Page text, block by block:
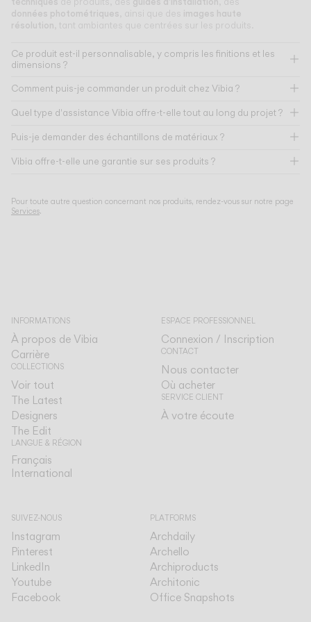
données photométriques , ainsi que des images haute
résolution , tant ambiantes que centrées sur les produits.
Ce produit est-il personnalisable, y compris les finitions et les
dimensions ?
Comment puis-je commander un produit chez Vibia ?
Quel type d'assistance Vibia offre-t-elle tout au long du projet ?
Puis-je demander des échantillons de matériaux ?
Vibia offre-t-elle une garantie sur ses produits ?
Pour toute autre question concernant nos produits, rendez-vous sur notre page
Services.
INFORMATIONS
À propos de Vibia
Carrière
COLLECTIONS
Voir tout
The Latest
Designers
The Edit
LANGUE & RÉGION
Français
International
ESPACE PROFESSIONNEL
Connexion / Inscription
CONTACT
Nous contacter
Où acheter
SERVICE CLIENT
À votre écoute
SUIVEZ-NOUS
Instagram
Pinterest
LinkedIn
Youtube
Facebook
PLATFORMS
Archdaily
Archello
Archiproducts
Architonic
Office Snapshots